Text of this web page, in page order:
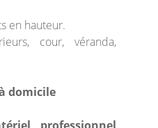
en hauteur.
cour, véranda,
domicile